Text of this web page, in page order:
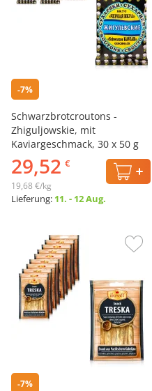
-7%
Schwarzbrotcroutons -
Zhiguljowskie, mit
Kaviargeschmack, 30 х 50 g
29,52 €
19,68 €/kg
Lieferung: 11. - 12 Aug.
-7%